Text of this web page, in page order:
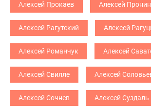
Алексей Прокаев Алексей Пронин
Алексей Рагутский Алексей
Алексей Романчук Алексей
Алексей Свилле Алексей
Алексей Сочнев Алексей Суздаль